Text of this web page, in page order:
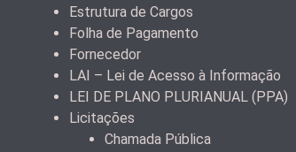
Estrutura de Cargos
Folha de Pagamento
Fornecedor
LAI – Lei de Acesso à Informação
LEI DE PLANO PLURIANUAL (PPA)
Licitações
Chamada Pública